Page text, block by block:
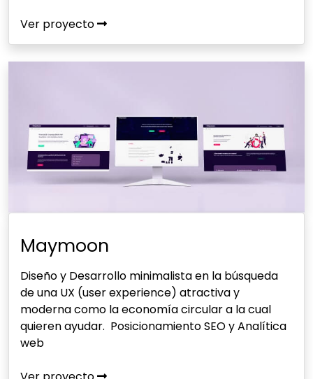
Ver proyecto
Maymoon
Diseño y Desarrollo minimalista en la búsqueda
de una UX (user experience) atractiva y
moderna como la economía circular a la cual
quieren ayudar. Posicionamiento SEO y Analítica
web